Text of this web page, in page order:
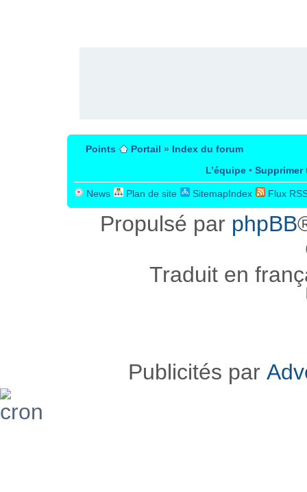
Points Portail » Index du forum
L’équipe • Supprimer
News Plan de site SitemapIndex Flux
Propulsé par phpBB
Traduit en
Publicités par